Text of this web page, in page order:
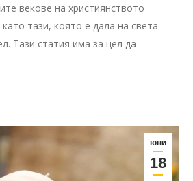
векове на християнството
тази, която е дала на света
Тази статия има за цел да
юни
18